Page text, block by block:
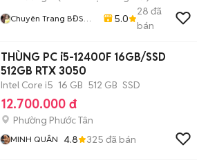
Chuyên Trang BĐS
5.0
28 đã
bán
THÙNG PC i5-12400F 16GB/SSD
512GB RTX 3050
Intel Core i5 16 GB 512 GB SSD
12.700.000 đ
Phường Phước Tân
MINH QUÂN 4.8 325 đã bán